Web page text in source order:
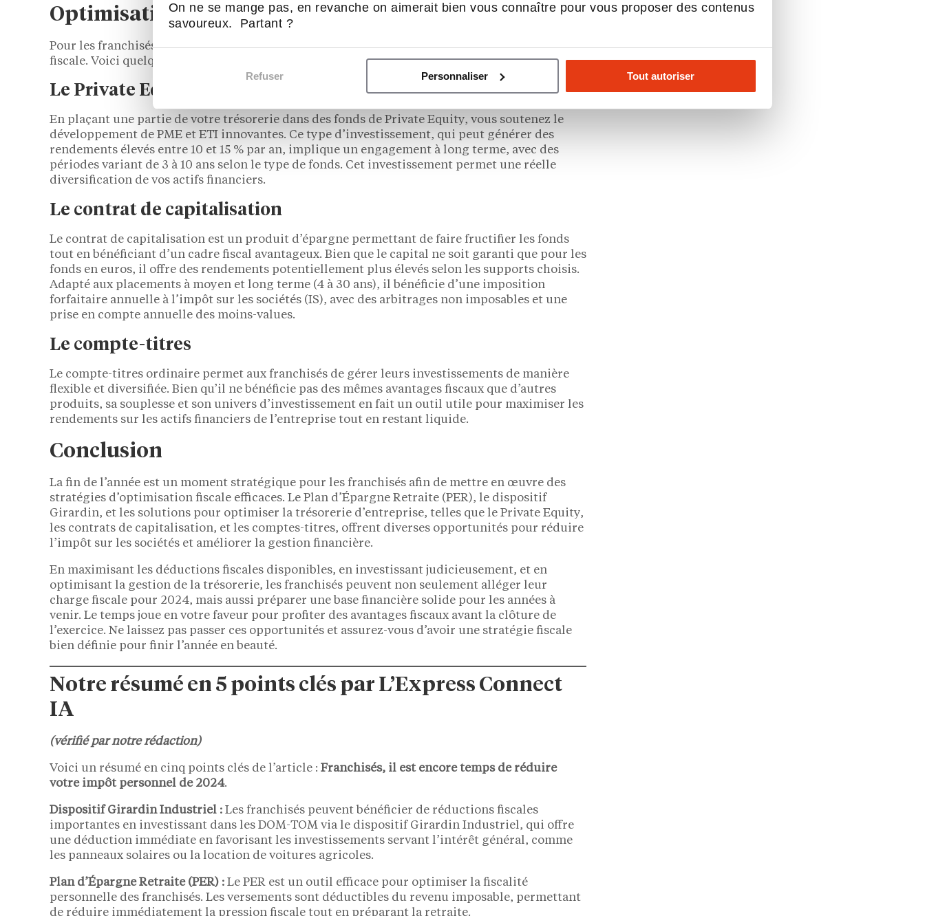
On ne se mange pas, en revanche on aimerait bien vous connaître pour vous proposer des contenus
savoureux. Partant ?
Refuser Personnaliser Tout autoriser
Optimisation de la trésorerie d’entreprise
Pour les franchisés, la gestion de la trésorerie est un aspect fondamental de l’optimisation
fiscale. Voici quelques stratégies efficaces pour optimiser la trésorerie.
Le Private Equity
En plaçant une partie de votre trésorerie dans des fonds de Private Equity, vous soutenez le
développement de PME et ETI innovantes. Ce type d’investissement, qui peut générer des
rendements élevés entre 10 et 15 % par an, implique un engagement à long terme, avec des
périodes variant de 3 à 10 ans selon le type de fonds. Cet investissement permet une réelle
diversification de vos actifs financiers.
Le contrat de capitalisation
Le contrat de capitalisation est un produit d’épargne permettant de faire fructifier les fonds
tout en bénéficiant d’un cadre fiscal avantageux. Bien que le capital ne soit garanti que pour les
fonds en euros, il offre des rendements potentiellement plus élevés selon les supports choisis.
Adapté aux placements à moyen et long terme (4 à 30 ans), il bénéficie d’une imposition
forfaitaire annuelle à l’impôt sur les sociétés (IS), avec des arbitrages non imposables et une
prise en compte annuelle des moins-values.
Le compte-titres
Le compte-titres ordinaire permet aux franchisés de gérer leurs investissements de manière
flexible et diversifiée. Bien qu’il ne bénéficie pas des mêmes avantages fiscaux que d’autres
produits, sa souplesse et son univers d’investissement en fait un outil utile pour maximiser les
rendements sur les actifs financiers de l’entreprise tout en restant liquide.
Conclusion
La fin de l’année est un moment stratégique pour les franchisés afin de mettre en œuvre des
stratégies d’optimisation fiscale efficaces. Le Plan d’Épargne Retraite (PER), le dispositif
Girardin, et les solutions pour optimiser la trésorerie d’entreprise, telles que le Private Equity,
les contrats de capitalisation, et les comptes-titres, offrent diverses opportunités pour réduire
l’impôt sur les sociétés et améliorer la gestion financière.
En maximisant les déductions fiscales disponibles, en investissant judicieusement, et en
optimisant la gestion de la trésorerie, les franchisés peuvent non seulement alléger leur
charge fiscale pour 2024, mais aussi préparer une base financière solide pour les années à
venir. Le temps joue en votre faveur pour profiter des avantages fiscaux avant la clôture de
l’exercice. Ne laissez pas passer ces opportunités et assurez-vous d’avoir une stratégie fiscale
bien définie pour finir l’année en beauté.
Notre résumé en 5 points clés par L’Express Connect
IA
(vérifié par notre rédaction)
Voici un résumé en cinq points clés de l’article : Franchisés, il est encore temps de réduire
votre impôt personnel de 2024.
Dispositif Girardin Industriel : Les franchisés peuvent bénéficier de réductions fiscales
importantes en investissant dans les DOM-TOM via le dispositif Girardin Industriel, qui offre
une déduction immédiate en favorisant les investissements servant l’intérêt général, comme
les panneaux solaires ou la location de voitures agricoles.
Plan d’Épargne Retraite (PER) : Le PER est un outil efficace pour optimiser la fiscalité
personnelle des franchisés. Les versements sont déductibles du revenu imposable, permettant
de réduire immédiatement la pression fiscale tout en préparant la retraite.